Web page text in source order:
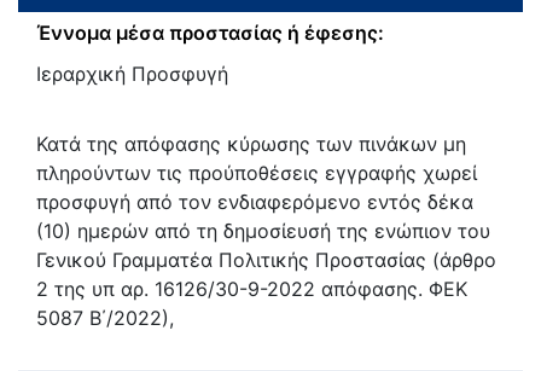
Έννομα μέσα προστασίας ή έφεσης:
Ιεραρχική Προσφυγή
Κατά της απόφασης κύρωσης των πινάκων μη
πληρούντων τις προύποθέσεις εγγραφής χωρεί
προσφυγή από τον ενδιαφερόμενο εντός δέκα
(10) ημερών από τη δημοσίευσή της ενώπιον του
Γενικού Γραμματέα Πολιτικής Προστασίας (άρθρο
2 της υπ αρ. 16126/30-9-2022 απόφασης. ΦΕΚ
5087 Β΄/2022),